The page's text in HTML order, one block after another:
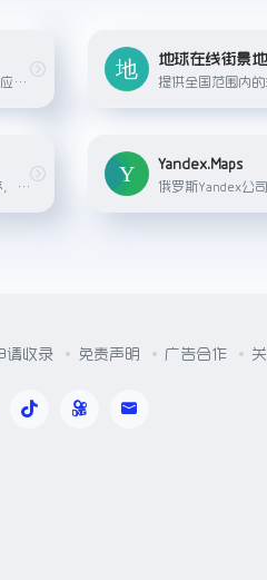
一款社区驱动的GPS导航应用，特色在于实时路况更新、事故报告和驾驶者社群互动。
地球在线街景
苹果公司的地图应用程序，内置在iOS、iPadOS和macOS中，提供逐向导航、公共交通信息和街景视图等服务。
Yandex.Maps
请收录 免责声明 广告合作